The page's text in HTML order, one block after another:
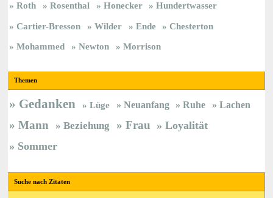
Roth Rosenthal Honecker
Hundertwasser
Cartier-Bresson
Wilder Ende
Chesterton
Mohammed
Newton Morrison
Themen
Gedanken Lüge Neuanfang Ruhe Lachen
Mann Beziehung Frau
Loyalität
Sommer
Suche nach Zitaten